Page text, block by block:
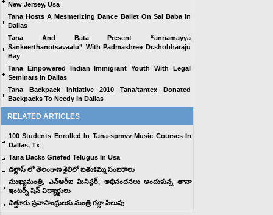
New Jersey, Usa
Tana Hosts A Mesmerizing Dance Ballet On Sai Baba In
Dallas
Tana And Bata Present “annamayya
Sankeerthanotsavaalu” With Padmashree Dr.shobharaju
Bay
Tana Empowered Indian Immigrant Youth With Legal
Seminars In Dallas
Tana Backpack Initiative 2010 Tana/tantex Donated
Backpacks To Needy In Dallas
RELATED ARTICLES
100 Students Enrolled In Tana-spmvv Music Courses In
Dallas, Tx
Tana Backs Griefed Telugus In Usa
డల్లాస్ లో తెలంగాణ శైలిలో బతుకమ్మ సంబరాలు
ముఖ్యమంత్రి, ఎన్ఆర్ఐ మినిస్టర్, అభినందనలు అందుకున్న తానా
ఇంటర్న్ షిప్ విద్యార్ధులు
చిత్తూరు ప్రవాసాంధ్రులకు మంత్రి గల్లా పిలుపు